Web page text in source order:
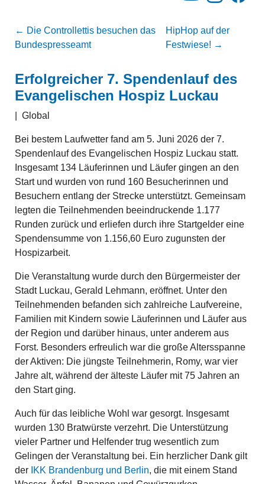
← Die Controllettis besuchen das
Bundespresseamt
HipHop auf der
Festwiese! →
Erfolgreicher 7. Spendenlauf des
Evangelischen Hospiz Luckau
Global
Bei bestem Laufwetter fand am 5. Juni 2026 der 7.
Spendenlauf des Evangelischen Hospiz Luckau statt.
Insgesamt 134 Läuferinnen und Läufer gingen an den
Start und wurden von rund 160 Besucherinnen und
Besuchern entlang der Strecke unterstützt. Gemeinsam
legten die Teilnehmenden beeindruckende 1.177
Runden zurück und erliefen durch ihre Startgelder eine
Spendensumme von 1.156,60 Euro zugunsten der
Hospizarbeit.
Die Veranstaltung wurde durch den Bürgermeister der
Stadt Luckau, Gerald Lehmann, eröffnet. Unter den
Teilnehmenden befanden sich zahlreiche Laufvereine,
Familien mit Kindern sowie Läuferinnen und Läufer aus
der Region und darüber hinaus, unter anderem aus
Forst. Besonders erfreulich war die große Altersspanne
der Aktiven: Die jüngste Teilnehmerin, Romy, war vier
Jahre alt, während der älteste Läufer mit 75 Jahren an
den Start ging.
Auch für das leibliche Wohl war gesorgt. Insgesamt
wurden 130 Bratwürste verzehrt. Die Unterstützung
vieler Partner und Helfender trug wesentlich zum
Gelingen der Veranstaltung bei. Ein herzlicher Dank gilt
der IKK Brandenburg und Berlin, die mit einem Stand